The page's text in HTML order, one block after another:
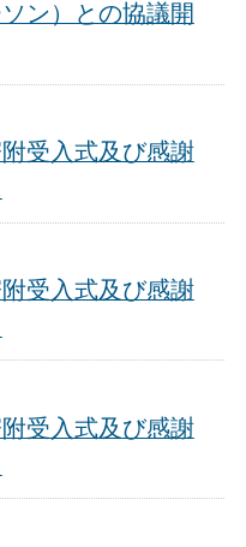
ン）との協議開
受入式及び感謝
受入式及び感謝
受入式及び感謝